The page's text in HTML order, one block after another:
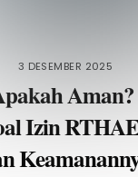
3 DESEMBER 2025
Izin